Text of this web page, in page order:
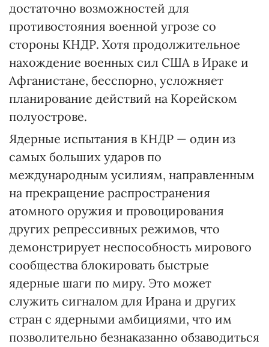
достаточно возможностей для
противостояния военной угрозе со
стороны КНДР. Хотя продолжительное
нахождение военных сил США в Ираке и
Афганистане, бесспорно, усложняет
планирование действий на Корейском
полуострове.
Ядерные испытания в КНДР — один из
самых больших ударов по
международным усилиям, направленным
на прекращение распространения
атомного оружия и провоцирования
других репрессивных режимов, что
демонстрирует неспособность мирового
сообщества блокировать быстрые
ядерные шаги по миру. Это может
служить сигналом для Ирана и других
стран с ядерными амбициями, что им
позволительно безнаказанно обзаводиться